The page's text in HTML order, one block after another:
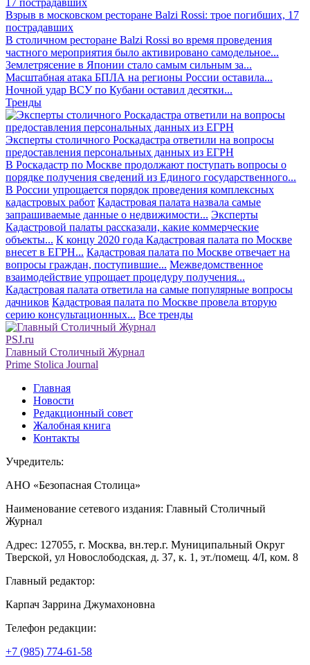
Взрыв в московском ресторане Balzi Rossi: трое погибших, 17
пострадавших
В столичном ресторане Balzi Rossi во время проведения
частного мероприятия было активировано самодельное...
Землетрясение в Японии стало самым сильным за...
Масштабная атака БПЛА на регионы России оставила...
Ночной удар ВСУ по Кубани оставил десятки...
Тренды
Эксперты столичного Роскадастра ответили на вопросы
предоставления персональных данных из ЕГРН
В Роскадастр по Москве продолжают поступать вопросы о
порядке получения сведений из Единого государственного...
В России упрощается порядок проведения комплексных
кадастровых работ Кадастровая палата назвала самые
запрашиваемые данные о недвижимости... Эксперты
Кадастровой палаты рассказали, какие коммерческие
объекты... К концу 2020 года Кадастровая палата по Москве
внесет в ЕГРН... Кадастровая палата по Москве отвечает на
вопросы граждан, поступившие... Межведомственное
взаимодействие упрощает процедуру получения...
Кадастровая палата ответила на самые популярные вопросы
дачников Кадастровая палата по Москве провела вторую
серию консультационных... Все тренды
PSJ.ru
Главный Столичный Журнал
Prime Stolica Journal
Главная
Новости
Редакционный совет
Жалобная книга
Контакты
Учредитель:
АНО «Безопасная Столица»
Наименование сетевого издания: Главный Столичный
Журнал
Адрес: 127055, г. Москва, вн.тер.г. Муниципальный Округ
Тверской, ул Новослободская, д. 37, к. 1, эт./помещ. 4/I, ком. 8
Главный редактор:
Карпач Заррина Джумахоновна
Телефон редакции:
+7 (985) 774-61-58